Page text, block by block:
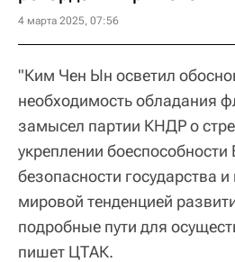
4 марта 2025, 07:56
"Ким Чен Ын осветил
необходимость обладания
замысел партии КНДР о
укреплении
безопасности государства и
мировой тенденцией
подробные пути для
пишет ЦТАК.